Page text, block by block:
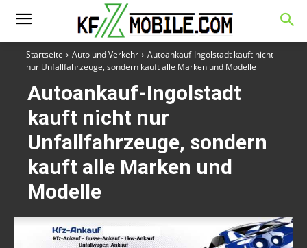
Startseite Auto und Verkehr
Autoankauf-Ingolstadt kauft nicht
nur Unfallfahrzeuge, sondern kauft alle Marken und Modelle
Autoankauf-Ingolstadt
kauft nicht nur
Unfallfahrzeuge, sondern
kauft alle Marken und
Modelle